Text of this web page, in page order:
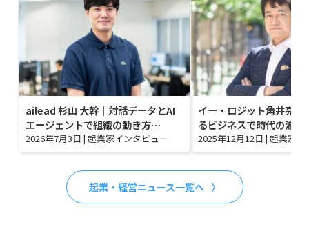
ailead 杉山 大幹｜対話データとAI
エージェントで組織の動き方…
2026年7月3日 | 起業家インタビュー
イー・ロジット角井亮一
るビジネスで時代の波
2025年12月12日 | 起業家イ
起業・経営ニュース一覧へ